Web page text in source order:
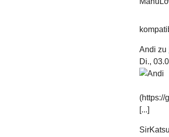
Andi zu
Di.,
(https://
[...]
SirKatsu